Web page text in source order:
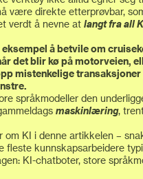
være direkte etterprøvbar,
verdt å nevne at langt fra all
å betvile om
det blir kø på motorveien,
mistenkelige
språkmodeller den
maskinlæring,
om KI i denne artikkelen –
fleste kunnskapsarbeidere
KI-chatboter, store